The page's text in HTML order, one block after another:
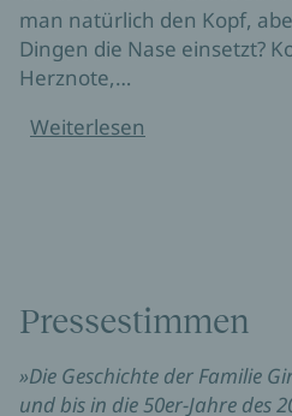
man natürlich den Kopf,
Dingen die Nase einsetzt?
Herznote,…
Weiterlesen
Pressestimmen
»Die Geschichte der Familie
und bis in die 50er-Jahre des